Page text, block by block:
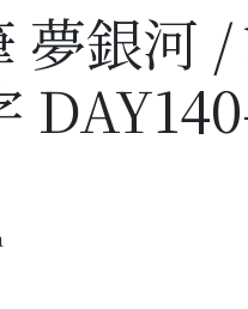
夢銀河 /